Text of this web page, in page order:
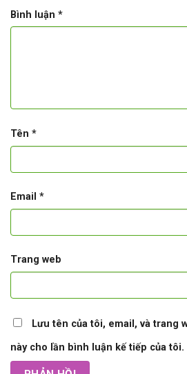
Bình luận *
Tên *
Email *
Trang web
Lưu tên của tôi, email, và trang
này cho lần bình luận kế tiếp của tôi.